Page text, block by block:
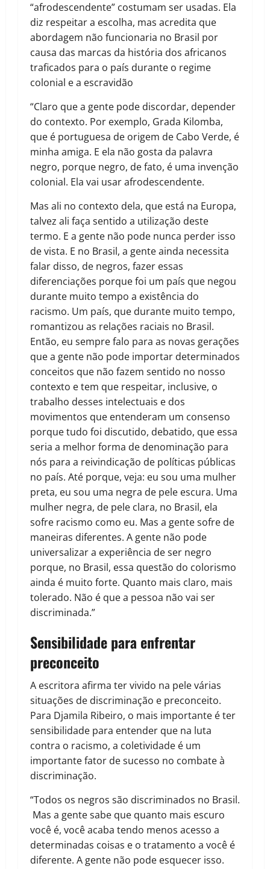
“afrodescendente” costumam ser usadas. Ela
diz respeitar a escolha, mas acredita que
abordagem não funcionaria no Brasil por
causa das marcas da história dos africanos
traficados para o país durante o regime
colonial e a escravidão
“Claro que a gente pode discordar, depender
do contexto. Por exemplo, Grada Kilomba,
que é portuguesa de origem de Cabo Verde, é
minha amiga. E ela não gosta da palavra
negro, porque negro, de fato, é uma invenção
colonial. Ela vai usar afrodescendente.
Mas ali no contexto dela, que está na Europa,
talvez ali faça sentido a utilização deste
termo. E a gente não pode nunca perder isso
de vista. E no Brasil, a gente ainda necessita
falar disso, de negros, fazer essas
diferenciações porque foi um país que negou
durante muito tempo a existência do
racismo. Um país, que durante muito tempo,
romantizou as relações raciais no Brasil.
Então, eu sempre falo para as novas gerações
que a gente não pode importar determinados
conceitos que não fazem sentido no nosso
contexto e tem que respeitar, inclusive, o
trabalho desses intelectuais e dos
movimentos que entenderam um consenso
porque tudo foi discutido, debatido, que essa
seria a melhor forma de denominação para
nós para a reivindicação de políticas públicas
no país. Até porque, veja: eu sou uma mulher
preta, eu sou uma negra de pele escura. Uma
mulher negra, de pele clara, no Brasil, ela
sofre racismo como eu. Mas a gente sofre de
maneiras diferentes. A gente não pode
universalizar a experiência de ser negro
porque, no Brasil, essa questão do colorismo
ainda é muito forte. Quanto mais claro, mais
tolerado. Não é que a pessoa não vai ser
discriminada.”
Sensibilidade para enfrentar
preconceito
A escritora afirma ter vivido na pele várias
situações de discriminação e preconceito.
Para Djamila Ribeiro, o mais importante é ter
sensibilidade para entender que na luta
contra o racismo, a coletividade é um
importante fator de sucesso no combate à
discriminação.
“Todos os negros são discriminados no Brasil.
Mas a gente sabe que quanto mais escuro
você é, você acaba tendo menos acesso a
determinadas coisas e o tratamento a você é
diferente. A gente não pode esquecer isso.